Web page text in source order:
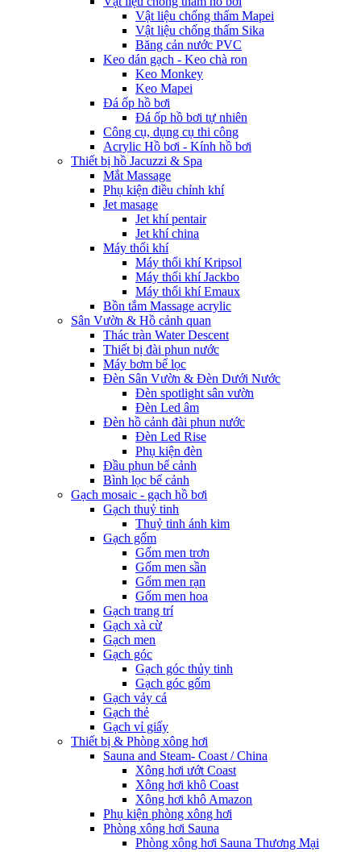
Vật liệu chống thấm Mapei
Vật liệu chống thấm Sika
Băng cản nước PVC
Keo dán gạch - Keo chà ron
Keo Monkey
Keo Mapei
Đá ốp hồ bơi
Đá ốp hồ bơi tự nhiên
Công cụ, dụng cụ thi công
Acrylic Hồ bơi - Kính hồ bơi
Thiết bị hồ Jacuzzi & Spa
Mắt Massage
Phụ kiện điều chỉnh khí
Jet masage
Jet khí pentair
Jet khí china
Máy thổi khí
Máy thổi khí Kripsol
Máy thổi khí Jackbo
Máy thổi khí Emaux
Bồn tắm Massage acrylic
Sân Vườn & Hồ cảnh quan
Thác tràn Water Descent
Thiết bị đài phun nước
Máy bơm bể lọc
Đèn Sân Vườn & Đèn Dưới Nước
Đèn spotlight sân vườn
Đèn Led âm
Đèn hồ cảnh đài phun nước
Đèn Led Rise
Phụ kiện đèn
Đầu phun bể cảnh
Bình lọc bể cảnh
Gạch mosaic - gạch hồ bơi
Gạch thuỷ tinh
Thuỷ tinh ánh kim
Gạch gốm
Gốm men trơn
Gốm men sần
Gốm men rạn
Gốm men hoa
Gạch trang trí
Gạch xà cừ
Gạch men
Gạch góc
Gạch góc thủy tinh
Gạch góc gốm
Gạch vảy cá
Gạch thẻ
Gạch vỉ giấy
Thiết bị & Phòng xông hơi
Sauna and Steam- Coast / China
Xông hơi ướt Coast
Xông hơi khô Coast
Xông hơi khô Amazon
Phụ kiện phòng xông hơi
Phòng xông hơi Sauna
Phòng xông hơi Sauna Thương Mại